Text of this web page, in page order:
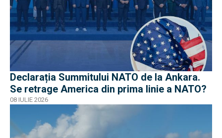
Declarația Summitului NATO de la Ankara.
Se retrage America din prima linie a NATO?
08 IULIE 2026